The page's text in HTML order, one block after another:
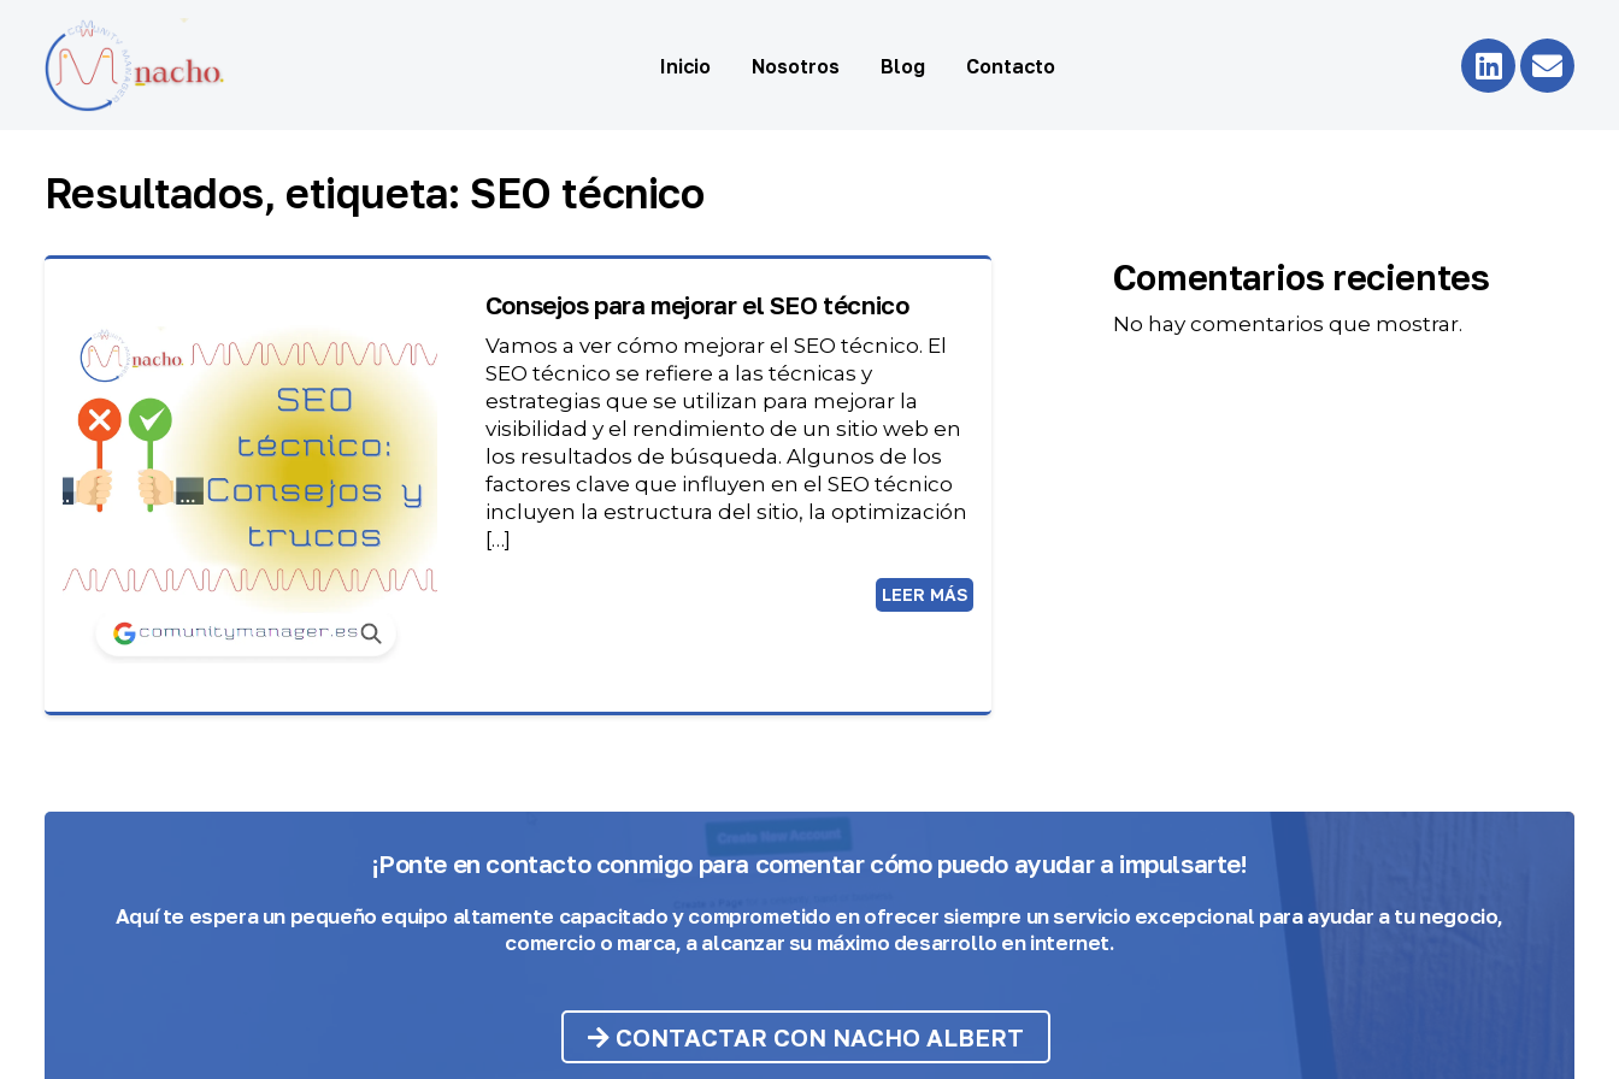
Inicio Nosotros Blog Contacto
Resultados, etiqueta: SEO técnico
Consejos para mejorar el SEO técnico
Vamos a ver cómo mejorar el SEO técnico. El
SEO técnico se refiere a las técnicas y
estrategias que se utilizan para mejorar la
visibilidad y el rendimiento de un sitio web en
los resultados de búsqueda. Algunos de los
factores clave que influyen en el SEO técnico
incluyen la estructura del sitio, la optimización
[…]
LEER MÁS
Comentarios recientes
No hay comentarios que mostrar.
¡Ponte en contacto conmigo para comentar cómo puedo ayudar a impulsarte!
Aquí te esperaun pequeño equipo altamente capacitado y comprometido en ofrecer siempre un servicio excepcional para ayudar a tu negocio,
comercio o marca, a alcanzar su máximo desarrollo en internet.
CONTACTAR CON NACHO ALBERT